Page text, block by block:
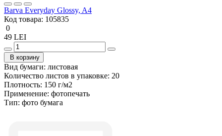
Barva Everyday Glossy, A4
Код товара: 105835
0
49 LEI
В корзину
Вид бумаги: листовая
Количество листов в упаковке: 20
Плотность: 150 г/м2
Применение: фотопечать
Тип: фото бумага